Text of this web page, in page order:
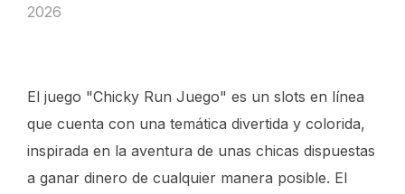
2026
El juego "Chicky Run Juego" es un slots en línea
que cuenta con una temática divertida y colorida,
inspirada en la aventura de unas chicas dispuestas
a ganar dinero de cualquier manera posible. El